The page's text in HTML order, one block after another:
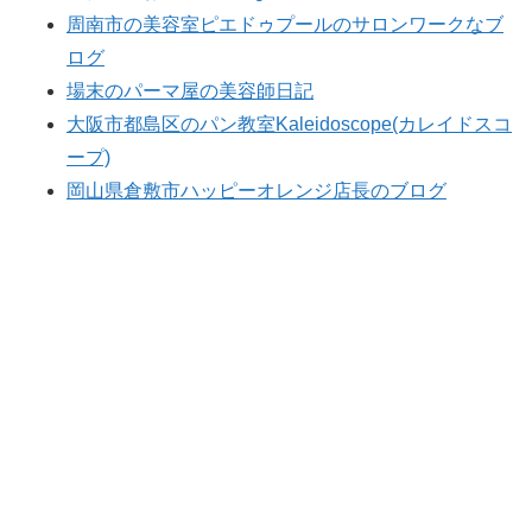
周南市の美容室ピエドゥプールのサロンワークなブ
ログ
場末のパーマ屋の美容師日記
大阪市都島区のパン教室Kaleidoscope(カレイドスコ
ープ)
岡山県倉敷市ハッピーオレンジ店長のブログ